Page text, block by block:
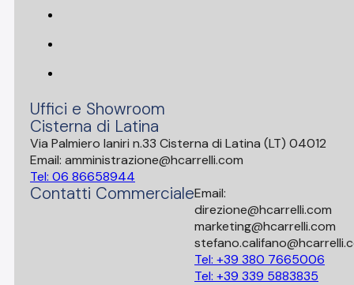
Uffici e Showroom
Cisterna di Latina
Via Palmiero Ianiri n.33 Cisterna di Latina (LT) 04012
Email: amministrazione@hcarrelli.com
Tel: 06 86658944
Contatti CommercialeEmail:
direzione@hcarrelli.com
marketing@hcarrelli.com
Tel: +39 380 7665006
Tel: +39 339 5883835